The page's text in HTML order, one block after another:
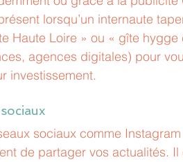
lorsqu’un internaute
Haute Loire » ou « gîte hygge
agences digitales) pour
investissement.
sociaux comme
de partager vos actualités.